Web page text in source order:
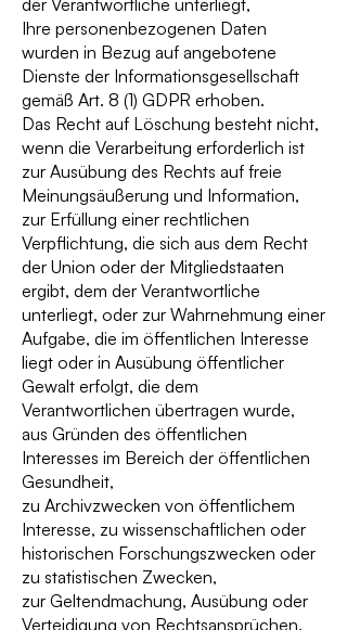
der Verantwortliche unterliegt,
Ihre personenbezogenen Daten
wurden in Bezug auf angebotene
Dienste der Informationsgesellschaft
gemäß Art. 8 (1) GDPR erhoben.
Das Recht auf Löschung besteht nicht,
wenn die Verarbeitung erforderlich ist
zur Ausübung des Rechts auf freie
Meinungsäußerung und Information,
zur Erfüllung einer rechtlichen
Verpflichtung, die sich aus dem Recht
der Union oder der Mitgliedstaaten
ergibt, dem der Verantwortliche
unterliegt, oder zur Wahrnehmung einer
Aufgabe, die im öffentlichen Interesse
liegt oder in Ausübung öffentlicher
Gewalt erfolgt, die dem
Verantwortlichen übertragen wurde,
aus Gründen des öffentlichen
Interesses im Bereich der öffentlichen
Gesundheit,
zu Archivzwecken von öffentlichem
Interesse, zu wissenschaftlichen oder
historischen Forschungszwecken oder
zu statistischen Zwecken,
zur Geltendmachung, Ausübung oder
Verteidigung von Rechtsansprüchen.